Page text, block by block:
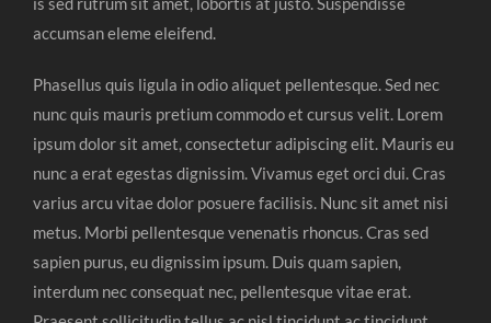
accumsan eleme eleifend.
Phasellus quis ligula in odio aliquet pellentesque. Sed nec
nunc quis mauris pretium commodo et cursus velit. Lorem
ipsum dolor sit amet, consectetur adipiscing elit. Mauris eu
nunc a erat egestas dignissim. Vivamus eget orci dui. Cras
varius arcu vitae dolor posuere facilisis. Nunc sit amet nisi
metus. Morbi pellentesque venenatis rhoncus. Cras sed
sapien purus, eu dignissim ipsum. Duis quam sapien,
interdum nec consequat nec, pellentesque vitae erat.